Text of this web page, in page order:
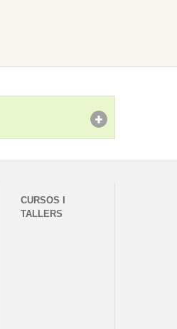
CURSOS I
TALLERS